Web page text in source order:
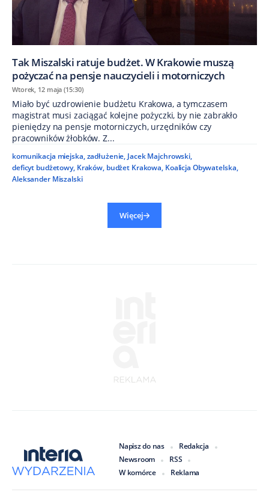
Tak Miszalski ratuje budżet. W Krakowie muszą
pożyczać na pensje nauczycieli i motorniczych
Wtorek, 12 maja (15:30)
Miało być uzdrowienie budżetu Krakowa, a tymczasem
magistrat musi zaciągać kolejne pożyczki, by nie zabrakło
pieniędzy na pensje motorniczych, urzędników czy
pracowników żłobków. Z...
komunikacja miejska,zadłużenie,Jacek Majchrowski,
deficyt budżetowy, Kraków, budżet Krakowa, Koalicja Obywatelska,
Aleksander Miszalski
Więcej
Napisz do nas
Redakcja
Newsroom
RSS
W komórce
Reklama